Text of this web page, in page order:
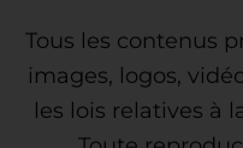
Tous les contenus
images, logos,
les lois relatives à